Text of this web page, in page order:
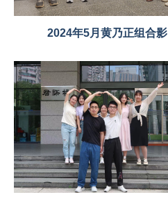
2024年5月黄乃正组合影